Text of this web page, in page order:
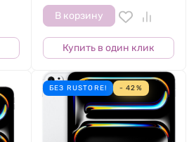
В корзину
Купить в один клик
БЕЗ RUSTORE! - 42%